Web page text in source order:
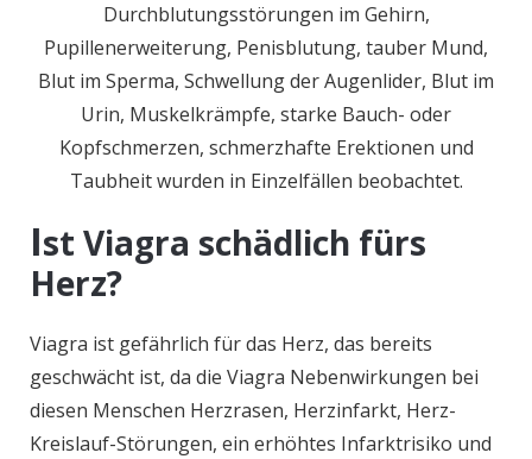
Durchblutungsstörungen im Gehirn,
Pupillenerweiterung, Penisblutung, tauber Mund,
Blut im Sperma, Schwellung der Augenlider, Blut im
Urin, Muskelkrämpfe, starke Bauch- oder
Kopfschmerzen, schmerzhafte Erektionen und
Taubheit wurden in Einzelfällen beobachtet.
Ist Viagra schädlich fürs
Herz?
Viagra ist gefährlich für das Herz, das bereits
geschwächt ist, da die Viagra Nebenwirkungen bei
diesen Menschen Herzrasen, Herzinfarkt, Herz-
Kreislauf-Störungen, ein erhöhtes Infarktrisiko und